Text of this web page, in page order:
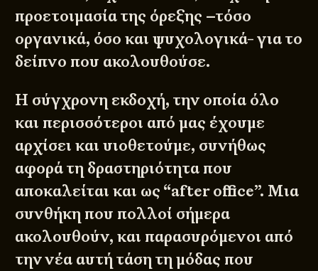
προετοιμασία της όρεξης –τόσο
οργανικά, όσο και ψυχολογικά- για το
δείπνο που ακολουθούσε.
Η σύγχρονη εκδοχή, την οποία όλο
και περισσότεροι από μας έχουμε
αρχίσει και υιοθετούμε, συνήθως
αφορά τη δραστηριότητα που
αποκαλείται και ως “after office”. Μια
συνθήκη που πολλοί σήμερα
ακολουθούν, και παρασυρόμενοι από
την νέα αυτή τάση τη μόδας που